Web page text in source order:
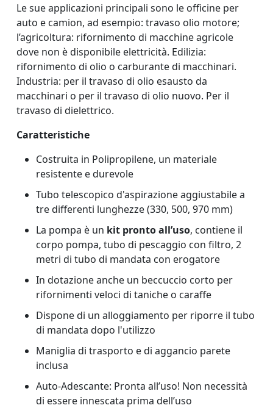
Le sue applicazioni principali sono le officine per
auto e camion, ad esempio: travaso olio motore;
l’agricoltura: rifornimento di macchine agricole
dove non è disponibile elettricità. Edilizia:
rifornimento di olio o carburante di macchinari.
Industria: per il travaso di olio esausto da
macchinari o per il travaso di olio nuovo. Per il
travaso di dielettrico.
Caratteristiche
Costruita in Polipropilene, un materiale
resistente e durevole
Tubo telescopico d'aspirazione aggiustabile a
tre differenti lunghezze (330, 500, 970 mm)
La pompa è un kit pronto all’uso, contiene il
corpo pompa, tubo di pescaggio con filtro, 2
metri di tubo di mandata con erogatore
In dotazione anche un beccuccio corto per
rifornimenti veloci di taniche o caraffe
Dispone di un alloggiamento per riporre il tubo
di mandata dopo l'utilizzo
Maniglia di trasporto e di aggancio parete
inclusa
Auto-Adescante: Pronta all’uso! Non necessità
di essere innescata prima dell’uso